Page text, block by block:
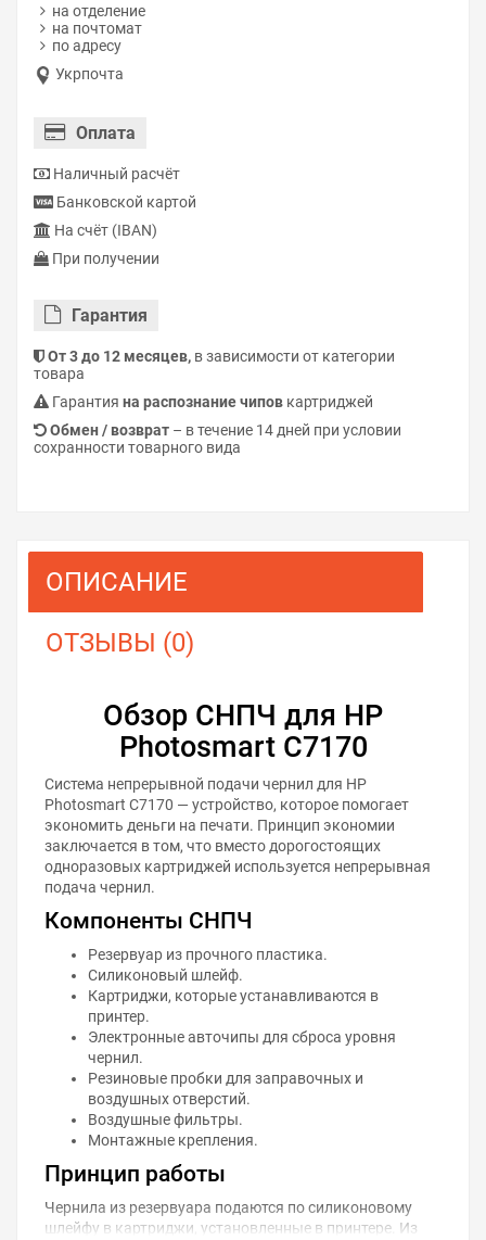
на отделение
на почтомат
по адресу
Укрпочта
Оплата
Наличный расчёт
Банковской картой
На счёт (IBAN)
При получении
Гарантия
От 3 до 12 месяцев, в зависимости от категории
товара
Гарантия на распознание чипов картриджей
Обмен / возврат – в течение 14 дней при условии
сохранности товарного вида
ОПИСАНИЕ
ОТЗЫВЫ (0)
Обзор СНПЧ для HP
Photosmart C7170
Система непрерывной подачи чернил для HP
Photosmart C7170 — устройство, которое помогает
экономить деньги на печати. Принцип экономии
заключается в том, что вместо дорогостоящих
одноразовых картриджей используется непрерывная
подача чернил.
Компоненты СНПЧ
Резервуар из прочного пластика.
Силиконовый шлейф.
Картриджи, которые устанавливаются в
принтер.
Электронные авточипы для сброса уровня
чернил.
Резиновые пробки для заправочных и
воздушных отверстий.
Воздушные фильтры.
Монтажные крепления.
Принцип работы
Чернила из резервуара подаются по силиконовому
шлейфу в картриджи, установленные в принтере. Из